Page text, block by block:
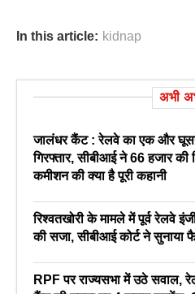
In this article: kidnap
अभी
जालंधर कैंट : रेलवे का एक और
गिरफ्तार, सीबीआई ने 66 हजार की
कमीशन की क्या है पूरी कहानी
रिश्वतखोरी के मामले में पूर्व रेलवे
की सजा, सीबीआई कोर्ट ने सुनाया
RPF पर राज्यसभा में उठे सवाल,